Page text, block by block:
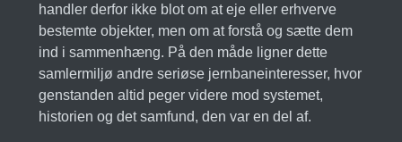
handler derfor ikke blot om at eje eller erhverve
bestemte objekter, men om at forstå og sætte dem
ind i sammenhæng. På den måde ligner dette
samlermiljø andre seriøse jernbaneinteresser, hvor
genstanden altid peger videre mod systemet,
historien og det samfund, den var en del af.